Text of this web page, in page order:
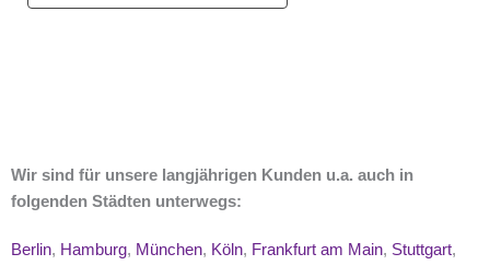
Wir sind für unsere langjährigen Kunden u.a. auch in
folgenden Städten unterwegs:
Berlin, Hamburg, München, Köln, Frankfurt am Main, Stuttgart,